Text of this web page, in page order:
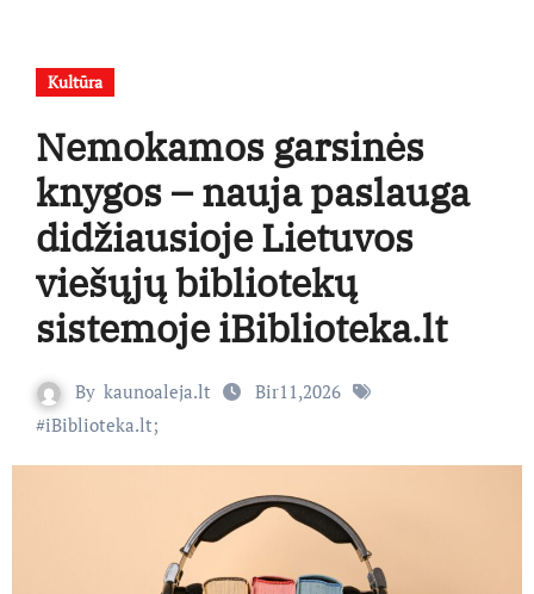
Kultūra
Nemokamos garsinės
knygos – nauja paslauga
didžiausioje Lietuvos
viešųjų bibliotekų
sistemoje iBiblioteka.lt
By kaunoaleja.lt
Bir11,2026
#iBiblioteka.lt;